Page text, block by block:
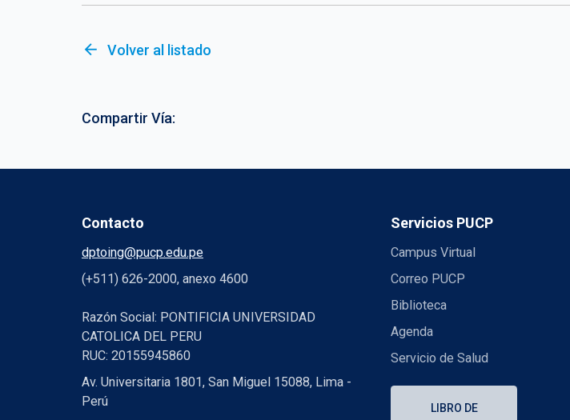
arrow_back Volver al listado
Compartir Vía:
Contacto
dptoing@pucp.edu.pe
(+511) 626-2000, anexo 4600
Razón Social: PONTIFICIA UNIVERSIDAD
CATOLICA DEL PERU
RUC: 20155945860
Av. Universitaria 1801, San Miguel 15088, Lima -
Perú
Servicios PUCP
Campus Virtual
Correo PUCP
Biblioteca
Agenda
Servicio de Salud
LIBRO DE